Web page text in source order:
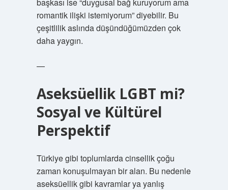
romantik ilişki istemiyorum” diyebilir. Bu
çeşitlilik aslında düşündüğümüzden çok
daha yaygın.
—
Aseksüellik LGBT mi?
Sosyal ve Kültürel
Perspektif
Türkiye gibi toplumlarda cinsellik çoğu
zaman konuşulmayan bir alan. Bu nedenle
aseksüellik gibi kavramlar ya yanlış